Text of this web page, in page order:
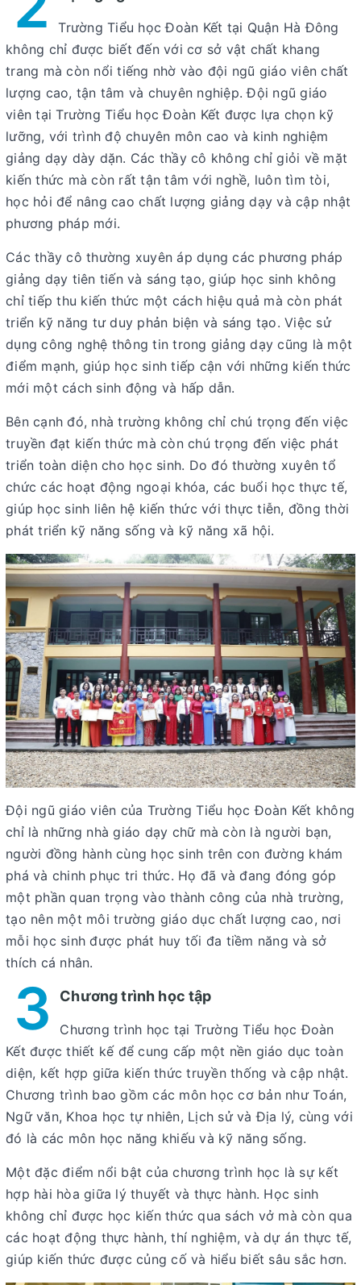
Trường Tiểu học Đoàn Kết tại Quận Hà Đông
không chỉ được biết đến với cơ sở vật chất khang
trang mà còn nổi tiếng nhờ vào đội ngũ giáo viên chất
lượng cao, tận tâm và chuyên nghiệp. Đội ngũ giáo
viên tại Trường Tiểu học Đoàn Kết được lựa chọn kỹ
lưỡng, với trình độ chuyên môn cao và kinh nghiệm
giảng dạy dày dặn. Các thầy cô không chỉ giỏi về mặt
kiến thức mà còn rất tận tâm với nghề, luôn tìm tòi,
học hỏi để nâng cao chất lượng giảng dạy và cập nhật
phương pháp mới.
Các thầy cô thường xuyên áp dụng các phương pháp
giảng dạy tiên tiến và sáng tạo, giúp học sinh không
chỉ tiếp thu kiến thức một cách hiệu quả mà còn phát
triển kỹ năng tư duy phản biện và sáng tạo. Việc sử
dụng công nghệ thông tin trong giảng dạy cũng là một
điểm mạnh, giúp học sinh tiếp cận với những kiến thức
mới một cách sinh động và hấp dẫn.
Bên cạnh đó, nhà trường không chỉ chú trọng đến việc
truyền đạt kiến thức mà còn chú trọng đến việc phát
triển toàn diện cho học sinh. Do đó thường xuyên tổ
chức các hoạt động ngoại khóa, các buổi học thực tế,
giúp học sinh liên hệ kiến thức với thực tiễn, đồng thời
phát triển kỹ năng sống và kỹ năng xã hội.
Đội ngũ giáo viên của Trường Tiểu học Đoàn Kết không
chỉ là những nhà giáo dạy chữ mà còn là người bạn,
người đồng hành cùng học sinh trên con đường khám
phá và chinh phục tri thức. Họ đã và đang đóng góp
một phần quan trọng vào thành công của nhà trường,
tạo nên một môi trường giáo dục chất lượng cao, nơi
mỗi học sinh được phát huy tối đa tiềm năng và sở
thích cá nhân.
3 Chương trình học tập
Chương trình học tại Trường Tiểu học Đoàn
Kết được thiết kế để cung cấp một nền giáo dục toàn
diện, kết hợp giữa kiến thức truyền thống và cập nhật.
Chương trình bao gồm các môn học cơ bản như Toán,
Ngữ văn, Khoa học tự nhiên, Lịch sử và Địa lý, cùng với
đó là các môn học năng khiếu và kỹ năng sống.
Một đặc điểm nổi bật của chương trình học là sự kết
hợp hài hòa giữa lý thuyết và thực hành. Học sinh
không chỉ được học kiến thức qua sách vở mà còn qua
các hoạt động thực hành, thí nghiệm, và dự án thực tế,
giúp kiến thức được củng cố và hiểu biết sâu sắc hơn.